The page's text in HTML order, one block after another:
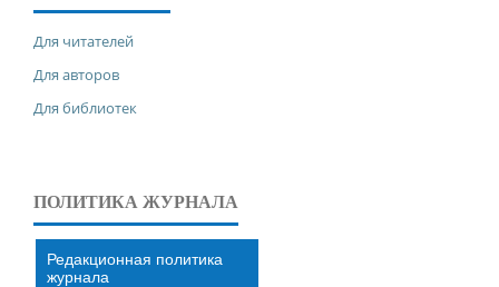
Для читателей
Для авторов
Для библиотек
ПОЛИТИКА ЖУРНАЛА
Редакционная политика
журнала